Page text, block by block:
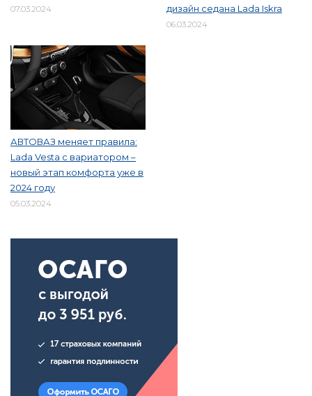
07.03.2024
дизайн седана Lada Iskra
06.03.2024
АВТОВАЗ меняет правила:
Lada Vesta с вариатором –
новый этап комфорта уже в
2024 году
05.03.2024